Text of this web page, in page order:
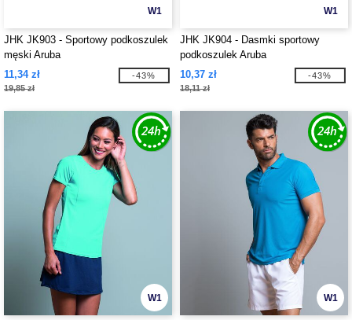
W1
JHK JK903 - Sportowy podkoszulek
męski Aruba
11,34 zł
19,85 zł
-43%
W1
JHK JK904 - Dasmki sportowy
podkoszulek Aruba
10,37 zł
18,11 zł
-43%
W1 W1